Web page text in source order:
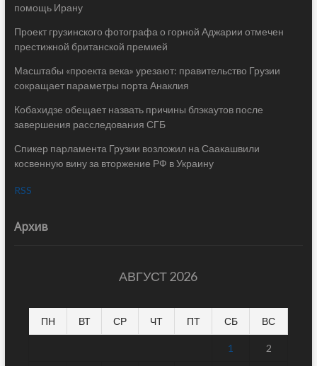
помощь Ирану
Проект грузинского фотографа о горной Аджарии отмечен
престижной британской премией
Масштабы «проекта века» урезают: правительство Грузии
сокращает параметры порта Анаклия
Кобахидзе обещает назвать причины блэкаутов после
завершения расследования СГБ
Спикер парламента Грузии возложил на Саакашвили
косвенную вину за вторжение РФ в Украину
RSS
Архив
АВГУСТ 2026
ПН ВТ СР ЧТ ПТ СБ ВС
1 2